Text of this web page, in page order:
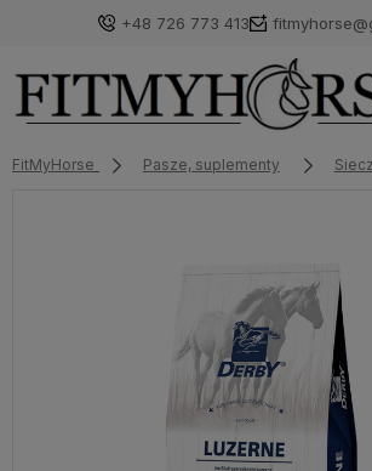
+48 726 773 413
FitMyHorse Pasze, suplementy